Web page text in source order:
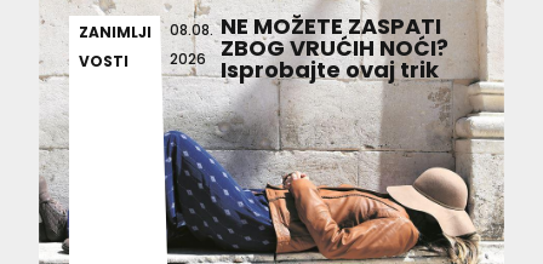
ZANIMLJI
VOSTI
08.08.
2026
NE MOŽETE ZASPATI
ZBOG VRUĆIH NOĆI?
Isprobajte ovaj trik